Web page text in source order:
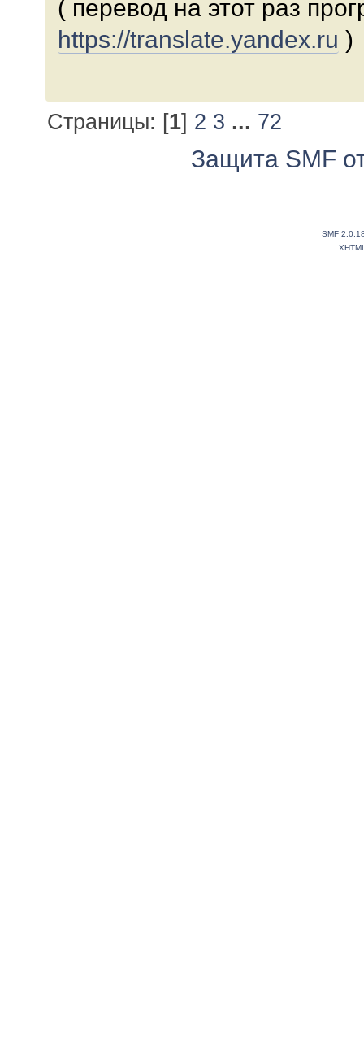
( перевод на этот раз
https://translate.yandex.ru )
Страницы: [1] 2 3 ... 72
Защита SMF
SMF